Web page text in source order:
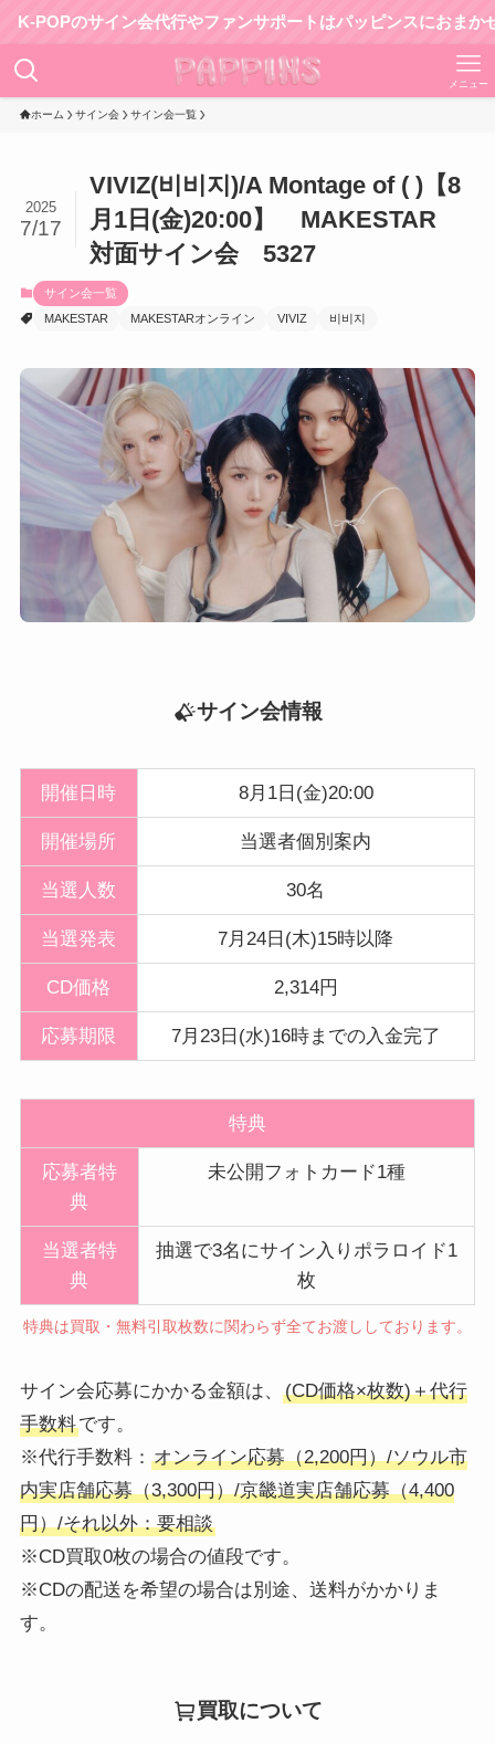
サイン会代行やファンサポートはパッピンスにおまかせ！
メニュー
ホーム サイン会 サイン会一覧
VIVIZ(비비지)/A Montage of ( )【8
月1日(金)20:00】 MAKESTAR
対面サイン会 5327
2025
7/17
サイン会一覧
MAKESTAR
MAKESTARオンライン VIVIZ 비비지
サイン会情報
開催日時 8月1日(金)20:00
開催場所 当選者個別案内
当選人数 30名
当選発表 7月24日(木)15時以降
CD価格 2,314円
応募期限 7月23日(水)16時までの入金完了
特典
応募者特
典
未公開フォトカード1種
当選者特
典
抽選で3名にサイン入りポラロイド1
枚
特典は買取・無料引取枚数に関わらず全てお渡ししております。
サイン会応募にかかる金額は、
(CD価格×枚数)＋代行
手数料です。
※代行手数料： オンライン応募（2,200円）/ソウル市
内実店舗応募（3,300円）/京畿道実店舗応募（4,400
円）/それ以外：要相談
※CD買取0枚の場合の値段です。
※CDの配送を希望の場合は別途、送料がかかりま
す。
買取について